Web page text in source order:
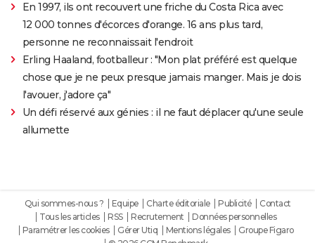
En 1997, ils ont recouvert une friche du Costa Rica avec
12 000 tonnes d'écorces d'orange. 16 ans plus tard,
personne ne reconnaissait l'endroit
Erling Haaland, footballeur : "Mon plat préféré est quelque
chose que je ne peux presque jamais manger. Mais je dois
l'avouer, j'adore ça"
Un défi réservé aux génies : il ne faut déplacer qu'une seule
allumette
Qui sommes-nous ? Equipe Charte éditoriale Publicité
Contact
Tous les articles
RSS Recrutement
Données personnelles
Paramétrer les cookies
Gérer Utiq Mentions légales
Groupe Figaro